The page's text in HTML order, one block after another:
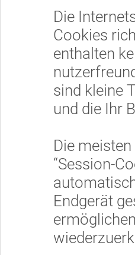
Die
Cookies
enthalten
sind kleine
und die Ihr
Die
“Session-
Endgerät